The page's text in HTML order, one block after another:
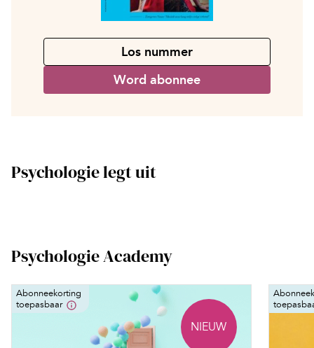
Los nummer
Word abonnee
Psychologie legt uit
Psychologie Academy
Abonneekorting
toepasbaar
NIEUW